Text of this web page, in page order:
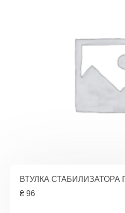
ВТУЛКА СТАБИЛИЗАТОРА
₴ 96